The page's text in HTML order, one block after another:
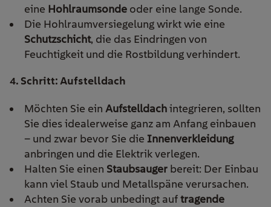
eine Hohlraumsonde oder eine lange Sonde.
Die Hohlraumversiegelung wirkt wie eine
Schutzschicht, die das Eindringen von
Feuchtigkeit und die Rostbildung verhindert.
4. Schritt: Aufstelldach
Möchten Sie ein Aufstelldachintegrieren, sollten
Sie dies idealerweise ganz am Anfang einbauen
– und zwar bevor Sie die Innenverkleidung
anbringen und die Elektrik verlegen.
Halten Sie einen Staubsauger bereit: Der Einbau
kann viel Staub und Metallspäne verursachen.
Achten Sie vorab unbedingt auftragende